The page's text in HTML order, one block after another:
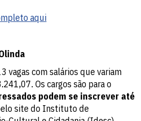
aqui
vagas com salários que variam
Os cargos são para o
podem se inscrever até
site do Instituto de